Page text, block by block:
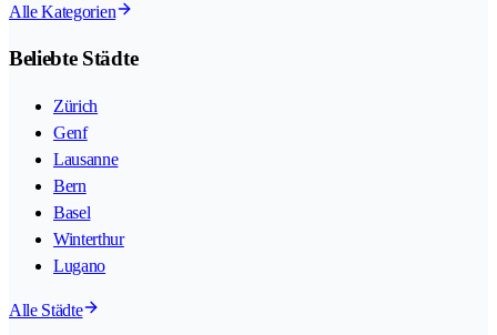
Alle Kategorien
Beliebte Städte
Zürich
Genf
Lausanne
Bern
Basel
Winterthur
Lugano
Alle Städte